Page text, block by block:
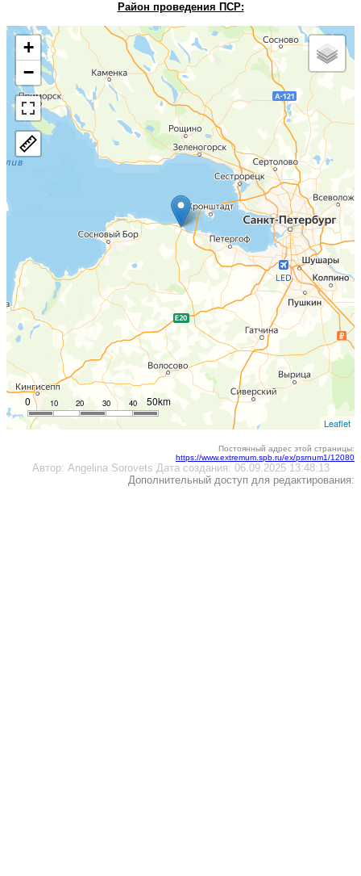
Район проведения ПСР:
+
−
10
0 20 30 40 50km
Leaflet
Постоянный адрес этой страницы:
https://www.extremum.spb.ru/ex/psrnum1/12080
Автор: Angelina Sorovets Дата создания: 06.09.2025 13:48:13
Дополнительный доступ для редактирования: